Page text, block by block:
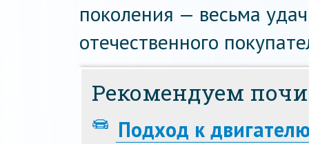
поколения — весьма
отечественного
Рекомендуем
Подход к